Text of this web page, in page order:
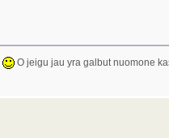
O jeigu jau yra galbut nuomone